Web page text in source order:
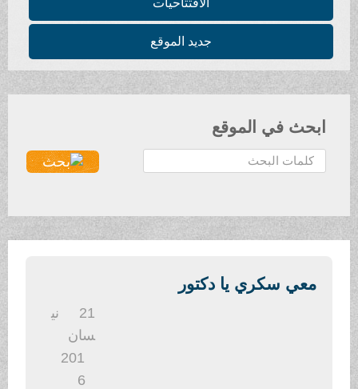
جديد الموقع
ابحث في الموقع
ح
ث
معي سكري يا دكتور
سان
201